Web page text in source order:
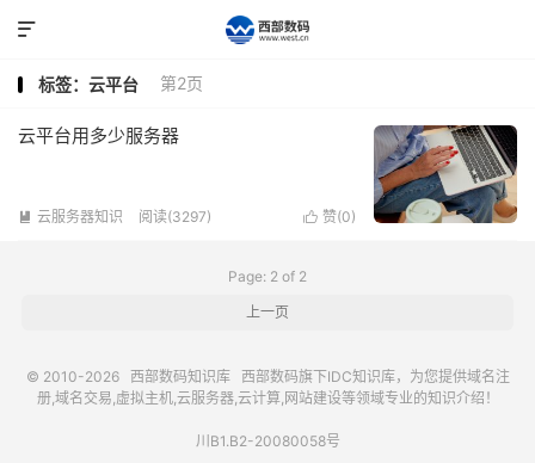

标签：云平台 第2页
云平台用多少服务器
 云服务器知识 阅读(3297)  赞(0)
Page: 2 of 2
上一页
© 2010-2026 西部数码知识库 西部数码旗下IDC知识库，为您提供域名注
册,域名交易,虚拟主机,云服务器,云计算,网站建设等领域专业的知识介绍！
川B1.B2-20080058号